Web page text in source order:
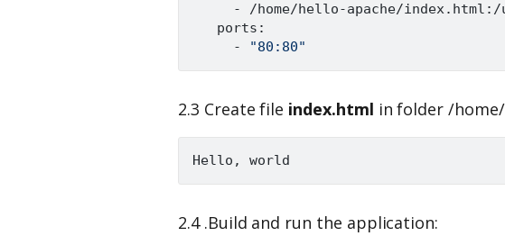
- /home/hello-apache/
   ports:
     -
"80:80"
2.3 Create file index.html in folder /
2.4 .Build and run the application: